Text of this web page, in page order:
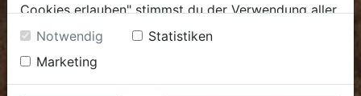
Fr: 8.00 - 15.00 Uhr
.dieBiokiste@biohof.at
.+43 7272 2597
Cookies erlauben" stimmst du der Verwendung aller
Cookies zu. Unter "Details anzeigen" findest du alle
Infos zu den unterschiedlichen Cookies, du kannst
auch entscheiden, welche Cookies du erlauben
möchtest.
Notwendig
Statistiken
Marketing